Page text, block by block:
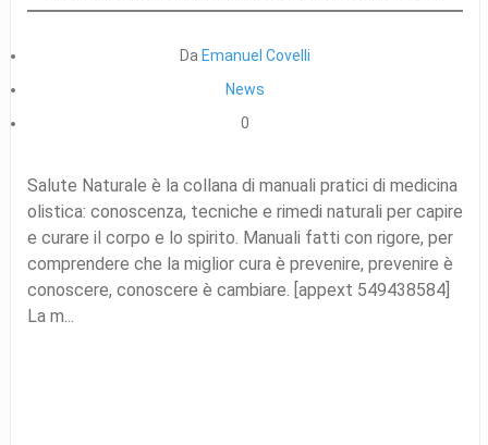
Da Emanuel Covelli
News
0
Salute Naturale è la collana di manuali pratici di medicina
olistica: conoscenza, tecniche e rimedi naturali per capire
e curare il corpo e lo spirito. Manuali fatti con rigore, per
comprendere che la miglior cura è prevenire, prevenire è
conoscere, conoscere è cambiare. [appext 549438584]
La m...